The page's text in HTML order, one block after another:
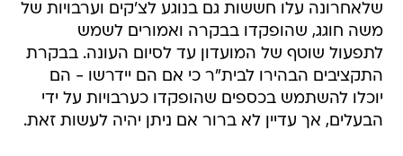
שלאחרונה עלו חששות גם בנוגע לצ'קים וערבויות של
משה חוגג, שהופקדו בבקרה ואמורים לשמש
לתפעול שוטף של המועדון עד לסיום העונה. בבקרת
התקציבים הבהירו לבית"ר כי אם הם יידרשו - הם
יוכלו להשתמש בכספים שהופקדו כערבויות על ידי
הבעלים, אך עדיין לא ברור אם ניתן יהיה לעשות זאת.